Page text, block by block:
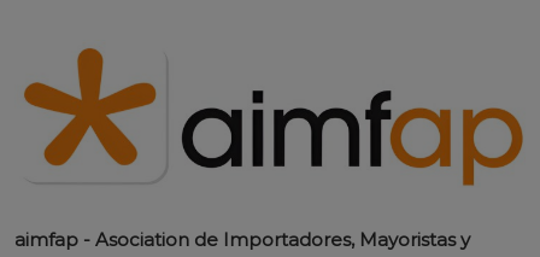
aimfap - Asociation de Importadores, Mayoristas y